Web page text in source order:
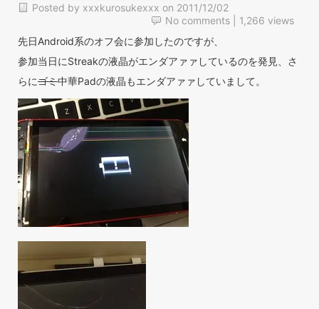
Posted by xxxkurosukexxx on 2011/12/02
No comments | 1,266 views
先日Android系のオフ会に参加したのですが、
参加当日にStreakの液晶がエンダアァァしているのを発見、さ
らにゴミ中華Padの液晶もエンダアァァしていまして。